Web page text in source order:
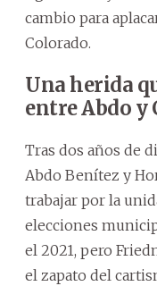
cambio para
Colorado.
Una herida
entre Abdo y
Tras dos años de
Abdo Benítez y
trabajar por la
elecciones
el 2021, pero
el zapato del